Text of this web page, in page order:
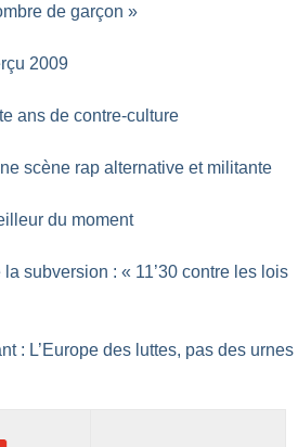
de garçon »
2009
ans de contre-culture
scène rap alternative et militante
du moment
subversion : « 11’30 contre les lois
: L’Europe des luttes, pas des urnes